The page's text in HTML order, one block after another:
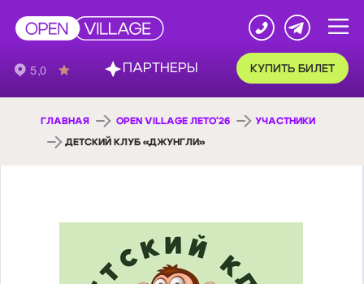
КУПИТЬ БИЛЕТ
ГЛАВНАЯ OPEN VILLAGE ЛЕТО'26 УЧАСТНИКИ
ДЕТСКИЙ КЛУБ «ДЖУНГЛИ»